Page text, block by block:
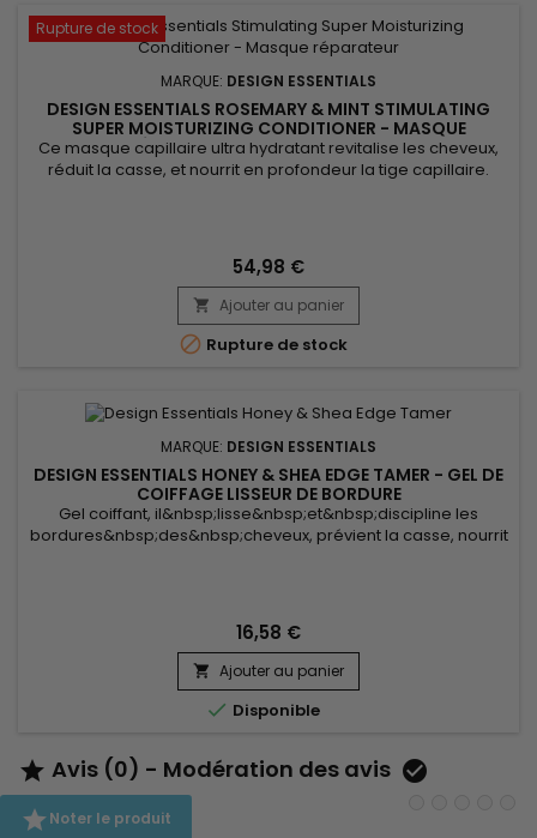
Rupture de stock
MARQUE: DESIGN ESSENTIALS
DESIGN ESSENTIALS ROSEMARY & MINT STIMULATING
SUPER MOISTURIZING CONDITIONER - MASQUE
RÉPARATEUR ET POUSSE CHEVEUX
Ce masque capillaire ultra hydratant revitalise les cheveux,
réduit la casse, et nourrit en profondeur la tige capillaire.
agréable sensation de fraîcheur et favorise une croissance...
54,98 €
 Ajouter au panier
 Rupture de stock
MARQUE: DESIGN ESSENTIALS
DESIGN ESSENTIALS HONEY & SHEA EDGE TAMER - GEL DE
COIFFAGE LISSEUR DE BORDURE
Gel coiffant, il&nbsp;lisse&nbsp;et&nbsp;discipline les
bordures&nbsp;des&nbsp;cheveux, prévient la casse, nourrit
Tamer&nbsp;hydrate en profondeur,
apporte&nbsp;douceur, brillance, et&nbsp;renforce la...
16,58 €
 Ajouter au panier
 Disponible
 Avis (0) - Modération des avis 
Noter le produit